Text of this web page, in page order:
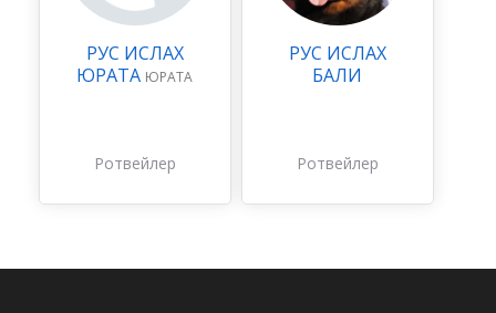
РУС ИСЛАХ
ЮРАТА ЮРАТА
Ротвейлер
РУС ИСЛАХ
БАЛИ
Ротвейлер